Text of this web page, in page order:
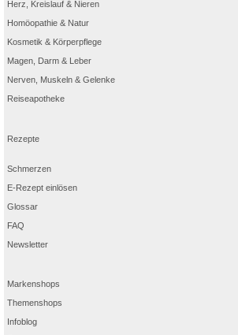
Herz, Kreislauf & Nieren
Homöopathie & Natur
Kosmetik & Körperpflege
Magen, Darm & Leber
Nerven, Muskeln & Gelenke
Reiseapotheke
Rezepte
Schmerzen
E-Rezept einlösen
Glossar
FAQ
Newsletter
Markenshops
Themenshops
Infoblog